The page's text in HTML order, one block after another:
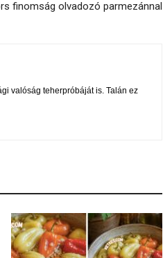
finomság olvadozó parmezánnal
valóság teherpróbáját is. Talán ez